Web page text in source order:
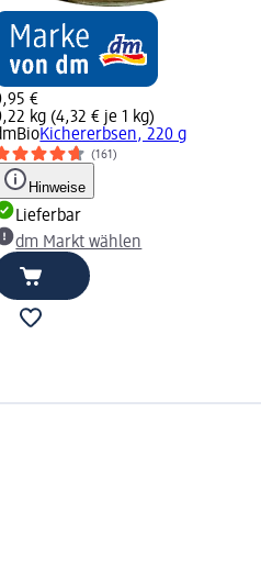
€
kg (4,32 € je 1 kg)
Kichererbsen, 220 g
(161)
Hinweise
Lieferbar
dm Markt wählen